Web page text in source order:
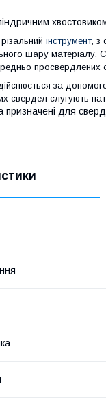
інструмент, з
шару
просвердлених
за
свердел слугують
призначені для